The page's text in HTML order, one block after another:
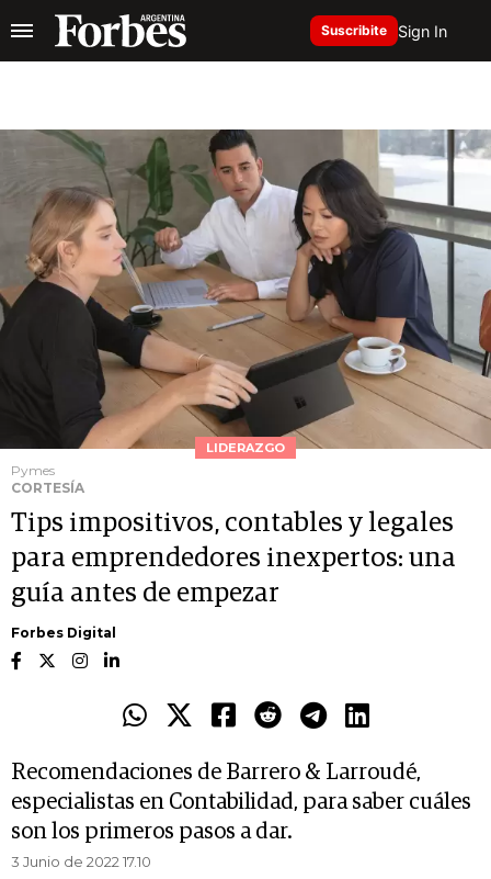
Suscribite Sign In
LIDERAZGO
Pymes
CORTESÍA
Tips impositivos, contables y legales
para emprendedores inexpertos: una
guía antes de empezar
Forbes Digital
Recomendaciones de Barrero & Larroudé,
especialistas en Contabilidad, para saber cuáles
son los primeros pasos a dar.
3 Junio de 2022 17.10